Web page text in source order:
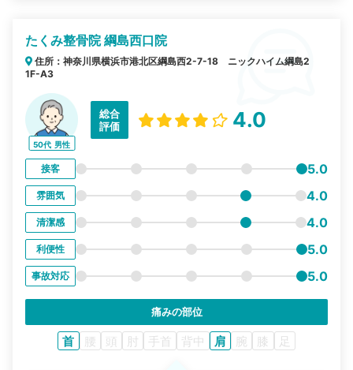
たくみ整骨院 綱島西口院
住所：神奈川県横浜市港北区綱島西2-7-18 ニックハイム綱島2
1F-A3
50代 男性
総合
評価
4.0
接客 5.0
雰囲気 4.0
清潔感 4.0
利便性 5.0
事故対応 5.0
痛みの部位
首 腰 頭 肘 手首 背中 肩 腕 膝 足